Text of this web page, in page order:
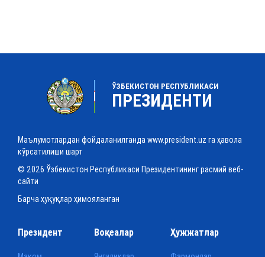
ЎЗБЕКИСТОН РЕСПУБЛИКАСИ
ПРЕЗИДЕНТИ
Маълумотлардан фойдаланилганда www.president.uz га ҳавола
кўрсатилиши шарт
© 2026 Ўзбекистон Республикаси Президентининг расмий веб-
сайти
Барча ҳуқуқлар ҳимояланган
Президент Воқеалар Ҳужжатлар